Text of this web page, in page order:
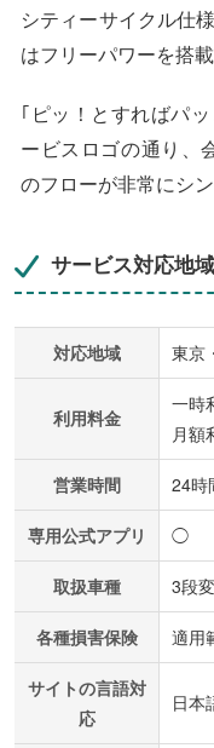
シティーサイクル仕
はフリーパワーを搭
｢ピッ！とすればパ
ービスロゴの通り、
のフローが非常にシ
サービス対応地
対応地域 東京
利用料金
一時
月額
営業時間 24時
専用公式アプリ ◯
取扱車種 3段
各種損害保険 適用
サイトの言語対
応
日本